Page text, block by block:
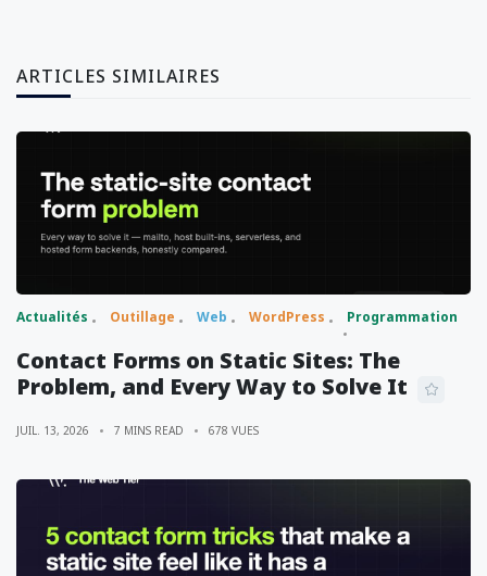
ARTICLES SIMILAIRES
Actualités Outillage Web WordPress Programmation
Contact Forms on Static Sites: The
Problem, and Every Way to Solve It
JUIL. 13, 2026 7 MINS READ 678 VUES